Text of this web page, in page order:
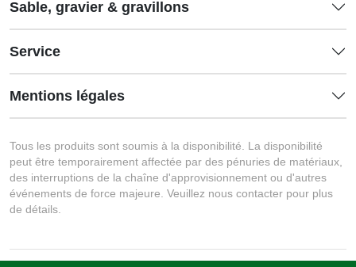
Sable, gravier & gravillons
Service
Mentions légales
Tous les produits sont soumis à la disponibilité. La disponibilité
peut être temporairement affectée par des pénuries de matériaux,
des interruptions de la chaîne d'approvisionnement ou d'autres
événements de force majeure. Veuillez nous contacter pour plus
de détails.